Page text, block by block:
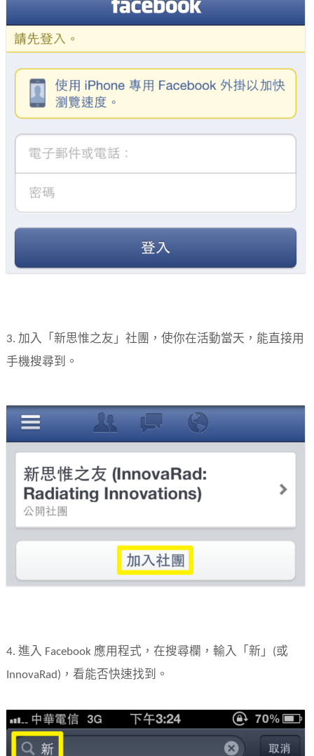
3. 加入「新思惟之友」社團，使你在活動當天，能直接用
手機搜尋到。
4. 進入 Facebook 應用程式，在搜尋欄，輸入「新」(或
InnovaRad)，看能否快速找到。